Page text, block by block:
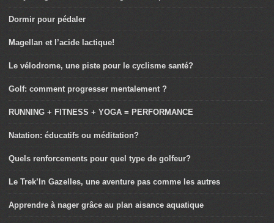
Dormir pour pédaler
Magellan et l’acide lactique!
Le vélodrome, une piste pour le cyclisme santé?
Golf: comment progresser mentalement ?
RUNNING + FITNESS + YOGA = PERFORMANCE
Natation: éducatifs ou méditation?
Quels renforcements pour quel type de golfeur?
Le Trek’In Gazelles, une aventure pas comme les autres
Apprendre à nager grâce au plan aisance aquatique